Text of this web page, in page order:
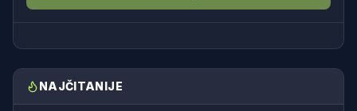
NAJČITANIJE